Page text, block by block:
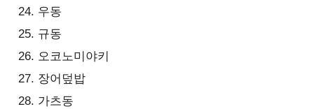
우동
규동
오코노미야키
장어덮밥
가츠동